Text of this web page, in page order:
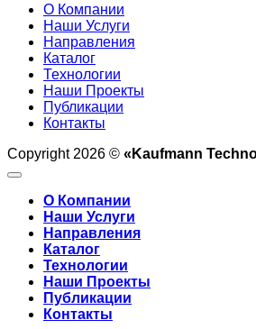
О Компании
Наши Услуги
Направления
Каталог
Технологии
Наши Проекты
Публикации
Контакты
Copyright 2026 © «Kaufmann
О Компании
Наши Услуги
Направления
Каталог
Технологии
Наши Проекты
Публикации
Контакты